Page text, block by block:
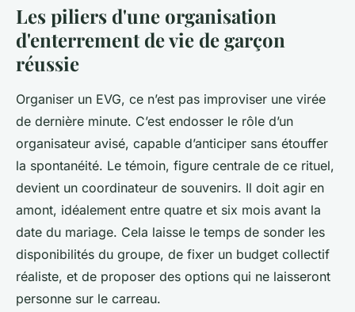
Les piliers d'une organisation
d'enterrement de vie de garçon
réussie
Organiser un EVG, ce n’est pas improviser une virée
de dernière minute. C’est endosser le rôle d’un
organisateur avisé, capable d’anticiper sans étouffer
la spontanéité. Le témoin, figure centrale de ce rituel,
devient un coordinateur de souvenirs. Il doit agir en
amont, idéalement entre quatre et six mois avant la
date du mariage. Cela laisse le temps de sonder les
disponibilités du groupe, de fixer un budget collectif
réaliste, et de proposer des options qui ne laisseront
personne sur le carreau.